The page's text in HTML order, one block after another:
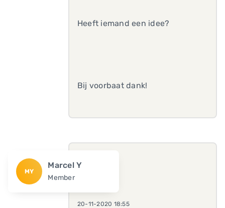
Heeft iemand een idee?
Bij voorbaat dank!
MY
Marcel Y
Member
20-11-2020 18:55